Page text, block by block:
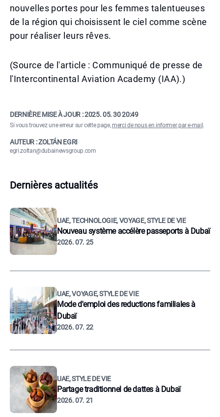
nouvelles portes pour les femmes talentueuses
de la région qui choisissent le ciel comme scène
pour réaliser leurs rêves.
(Source de l'article : Communiqué de presse de
l'Intercontinental Aviation Academy (IAA).)
DERNIÈRE MISE À JOUR :2025. 05. 30 20:49
Si vous trouvez une erreur sur cette page,merci de nous en informer par e-mail .
AUTEUR : ZOLTÁN EGRI
egri.zoltan@dubainewsgroup.com
Dernières actualités
UAE, TECHNOLOGIE, VOYAGE, STYLE DE VIE
Nouveau système accélère passeports à Dubaï
2026. 07. 25
UAE, VOYAGE, STYLE DE VIE
Mode d'emploi des reductions familiales à
Dubaï
2026. 07. 22
UAE, STYLE DE VIE
Partage traditionnel de dattes à Dubaï
2026. 07. 21